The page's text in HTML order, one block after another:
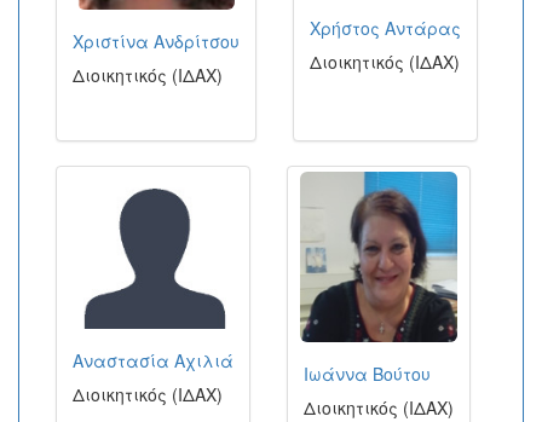
Χριστίνα Ανδρίτσου
Διοικητικός (ΙΔΑΧ)
Χρήστος Αντάρας
Διοικητικός (ΙΔΑΧ)
Αναστασία Αχιλιά
Διοικητικός (ΙΔΑΧ)
Ιωάννα Βούτου
Διοικητικός (ΙΔΑΧ)